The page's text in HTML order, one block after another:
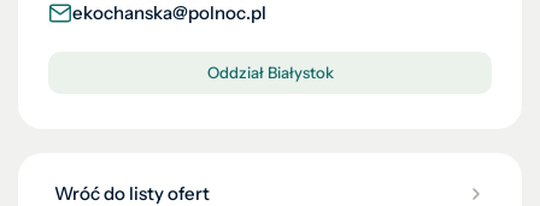
ekochanska@polnoc.pl
Oddział Białystok
Wróć do listy ofert